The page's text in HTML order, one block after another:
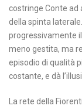
costringe Conte ad
della spinta
progressivamente
meno gestita, ma
episodio di qualità
costante, e dà
La rete della